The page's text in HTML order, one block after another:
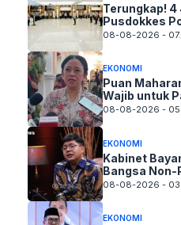
Terungkap! 4
Pusdokkes
08-08-2026 -
EKONOMI
Puan
Wajib untuk
08-08-2026 -
EKONOMI
Kabinet
Bangsa Non-
08-08-2026 -
EKONOMI